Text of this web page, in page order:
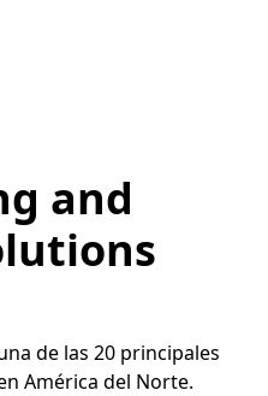
and
de las 20 principales
América del Norte.